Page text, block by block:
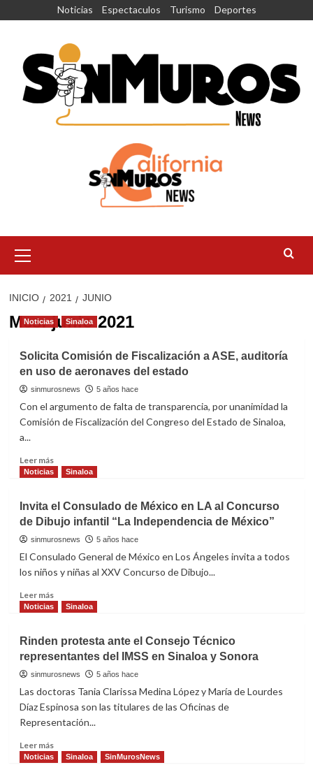
Noticias Espectaculos Turismo Deportes
principal
INICIO 2021 JUNIO
Mes:junio 2021
Noticias Sinaloa
Solicita Comisión de Fiscalización a ASE, auditoría
en uso de aeronaves del estado
sinmurosnews 5 años hace
Con el argumento de falta de transparencia, por unanimidad la
Comisión de Fiscalización del Congreso del Estado de Sinaloa,
a...
Leer másRead
more
Comisión
de
Fiscalización
auditoría
uso
del
estado
Noticias Sinaloa
Invita el Consulado de México en LA al Concurso
de Dibujo infantil “La Independencia de México”
sinmurosnews 5 años hace
El Consulado General de México en Los Ángeles invita a todos
los niños y niñas al XXV Concurso de Dibujo...
Leer másRead
more
el
Consulado
de
México
LA
al
de
Dibujo
Noticias Sinaloa
Rinden protesta ante el Consejo Técnico
representantes del IMSS en Sinaloa y Sonora
sinmurosnews 5 años hace
Las doctoras Tania Clarissa Medina López y María de Lourdes
Díaz Espinosa son las titulares de las Oficinas de
Representación...
Leer másRead
more
Noticias Sinaloa SinMurosNews